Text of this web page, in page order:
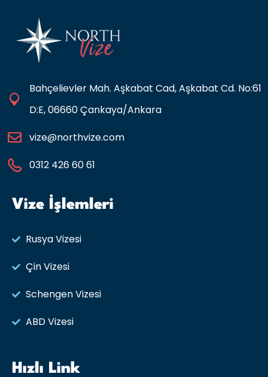
Bahçelievler Mah. Aşkabat Cad, Aşkabat Cd. No:61
D:E, 06660 Çankaya/Ankara
vize@northvize.com
0312 426 60 61
Vize İşlemleri
Rusya Vizesi​
Çin Vizesi
Schengen Vizesi
ABD Vizesi
Hızlı Link